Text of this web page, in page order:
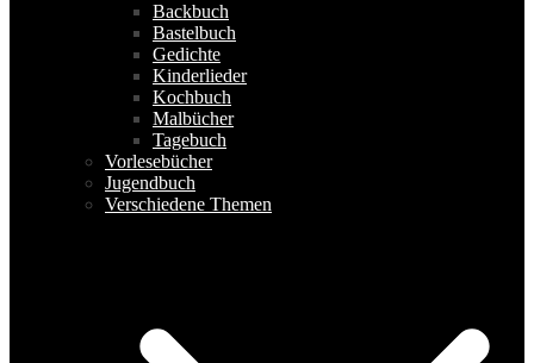
Backbuch
Bastelbuch
Gedichte
Kinderlieder
Kochbuch
Malbücher
Tagebuch
Vorlesebücher
Jugendbuch
Verschiedene Themen